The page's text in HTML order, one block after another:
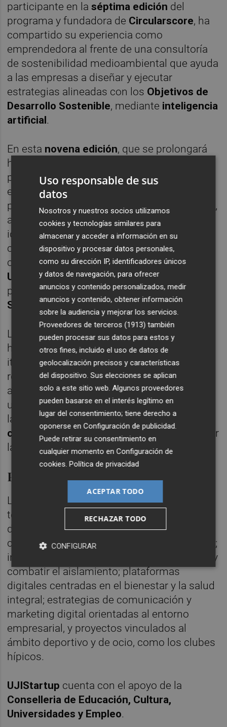
participante en laséptima edición del
programa y fundadora de Circularscore, ha
compartido su experiencia como
emprendedora al frente de una consultoría
de sostenibilidad medioambiental que ayuda
a las empresas a diseñar y ejecutar
estrategias alineadas con los Objetivos de
Desarrollo Sostenible, mediante inteligencia
artificial.
En esta novena edición, que se prolongará
hasta el mes de
participantes recibirán formación para
evolucionar desde una idea inicial hacia un
proyecto empresarial viable. Concretamente,
aprenderán a identificar problemas, validar
ideas, desarrollar estrategias de
comunicación y marketing, y gestionar
conflictos, entre otros contenidos. Además,
UJIStartuptambién ofrece mentoría
personalizada a cargo de profesionales de
SECOT.
Las personas participantes cuyos proyectos
hayan completado satisfactoriamente el
itinerario formativo obtendrán un
reconocimiento por las competencias
adquiridas. Este documento podrá ser
utilizado como parte del procedimiento para
la obtención delcertificado oficial en
competencias emprendedoras
otorgado por
la
Proyectos participantes
Las propuestas participantes abarcan
temáticas variadas como, por ejemplo, el
desarrollo de aplicaciones móviles para
conectar empresas con potenciales clientes;
iniciativas para fomentar la conexión social y
combatir el aislamiento; plataformas
digitales centradas en el bienestar y la salud
integral; estrategias de comunicación y
marketing digital orientadas al entorno
empresarial, y proyectos vinculados al
ámbito deportivo y de ocio, como los clubes
hípicos.
UJIStartup cuenta con el apoyo de la
Conselleria de Educación, Cultura,
Universidades y Empleo.
Uso responsable de sus
datos
Nosotros y nuestros socios utilizamos
cookies y tecnologías similares para
almacenar y acceder a información en su
dispositivo y procesar datos personales,
como su dirección IP, identificadores únicos
y datos de navegación, para ofrecer
anuncios y contenido personalizados, medir
anuncios y contenido, obtener información
sobre la audiencia y mejorar los servicios.
Proveedores de terceros (1913) también
pueden procesar sus datos para estos y
otros fines, incluido el uso de datos de
geolocalización precisos y características
del dispositivo. Sus elecciones se aplican
solo a este sitio web. Algunos proveedores
pueden basarse en el interés legítimo en
lugar del consentimiento; tiene derecho a
oponerse enConfiguración de publicidad.
Puede retirar su consentimiento en
cualquier momento enConfiguración de
cookies.Política de privacidad
ACEPTAR TODO
RECHAZAR TODO
CONFIGURAR